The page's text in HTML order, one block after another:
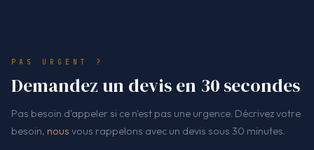
PAS URGENT ?
Demandez un devis en 30 secondes
Pas besoin d'appeler si ce n'est pas une urgence. Décrivez votre
besoin, nous vous rappelons avec un devis sous 30 minutes.